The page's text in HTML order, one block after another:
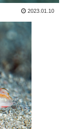
2023.01.10